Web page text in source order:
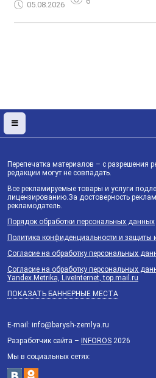
05.08.2026
Перепечатка материалов – с разрешения
редакции могут не совпадать.
Все рекламируемые товары и услуги
лицензированию.За достоверность
рекламодатель.
Порядок обработки персональных данных
Политика конфиденциальности и защиты
Согласие на обработку персональных
Согласие на обработку персональных
Yandex.Metrika, LiveInternet, top.mail.ru
ПОКАЗАТЬ БАННЕРНЫЕ МЕСТА
E-mail: info@barysh-zemlya.ru
Разработчик сайта – INFOROS 2026
Мы в социальных сетях: